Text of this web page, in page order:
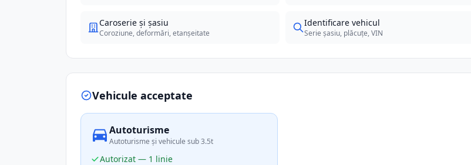
Caroserie și șasiu
Coroziune, deformări, etanșeitate
Identificare vehicul
Serie șasiu, plăcuțe, VIN
Vehicule acceptate
Autoturisme
Autoturisme și vehicule sub 3.5t
Autorizat — 1 linie